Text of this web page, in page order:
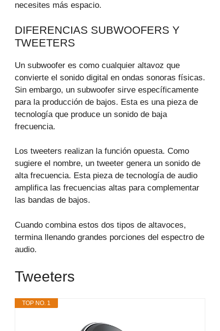
necesites más espacio.
DIFERENCIAS SUBWOOFERS Y
TWEETERS
Un subwoofer es como cualquier altavoz que
convierte el sonido digital en ondas sonoras físicas.
Sin embargo, un subwoofer sirve específicamente
para la producción de bajos. Esta es una pieza de
tecnología que produce un sonido de baja
frecuencia.
Los tweeters realizan la función opuesta. Como
sugiere el nombre, un tweeter genera un sonido de
alta frecuencia. Esta pieza de tecnología de audio
amplifica las frecuencias altas para complementar
las bandas de bajos.
Cuando combina estos dos tipos de altavoces,
termina llenando grandes porciones del espectro de
audio.
Tweeters
TOP NO. 1